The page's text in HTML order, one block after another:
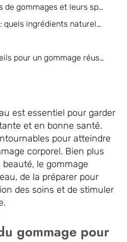
Les différents types de gommages et leurs spécificités
Gommage efficace : quels ingrédients naturels privilégier ?
Fréquence et conseils pour un gommage réussi
est essentiel pour garder
et en bonne santé.
pour atteindre
corporel. Bien plus
beauté, le gommage
de la préparer pour
des soins et de stimuler
gommage pour